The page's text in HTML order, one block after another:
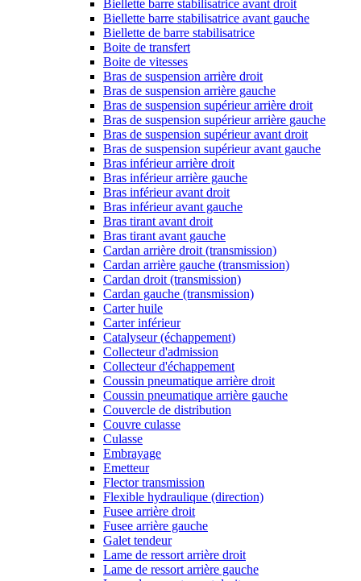
Biellette barre stabilisatrice avant droit
Biellette barre stabilisatrice avant gauche
Biellette de barre stabilisatrice
Boite de transfert
Boite de vitesses
Bras de suspension arrière droit
Bras de suspension arrière gauche
Bras de suspension supérieur arrière droit
Bras de suspension supérieur arrière gauche
Bras de suspension supérieur avant droit
Bras de suspension supérieur avant gauche
Bras inférieur arrière droit
Bras inférieur arrière gauche
Bras inférieur avant droit
Bras inférieur avant gauche
Bras tirant avant droit
Bras tirant avant gauche
Cardan arrière droit (transmission)
Cardan arrière gauche (transmission)
Cardan droit (transmission)
Cardan gauche (transmission)
Carter huile
Carter inférieur
Catalyseur (échappement)
Collecteur d'admission
Collecteur d'échappement
Coussin pneumatique arrière droit
Coussin pneumatique arrière gauche
Couvercle de distribution
Couvre culasse
Culasse
Embrayage
Emetteur
Flector transmission
Flexible hydraulique (direction)
Fusee arrière droit
Fusee arrière gauche
Galet tendeur
Lame de ressort arrière droit
Lame de ressort arrière gauche